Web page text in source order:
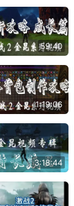
59:40
1:19:06
3:18:44